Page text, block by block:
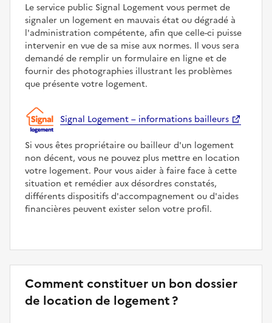
Le service public Signal Logement vous permet de
signaler un logement en mauvais état ou dégradé à
l'administration compétente, afin que celle-ci puisse
intervenir en vue de sa mise aux normes. Il vous sera
demandé de remplir un formulaire en ligne et de
fournir des photographies illustrant les problèmes
que présente votre logement.
Signal Logement – informations bailleurs
Si vous êtes propriétaire ou bailleur d'un logement
non décent, vous ne pouvez plus mettre en location
votre logement. Pour vous aider à faire face à cette
situation et remédier aux désordres constatés,
différents dispositifs d'accompagnement ou d'aides
financières peuvent exister selon votre profil.
Comment constituer un bon dossier
de location de logement ?